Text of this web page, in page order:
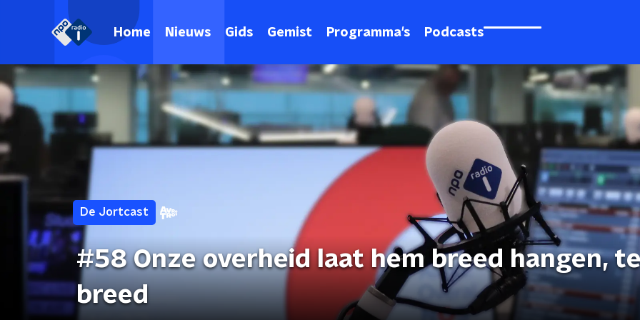
Home Nieuws Gids Gemist Programma's Podcasts
De Jortcast
#58 Onze overheid laat hem breed hangen,
breed